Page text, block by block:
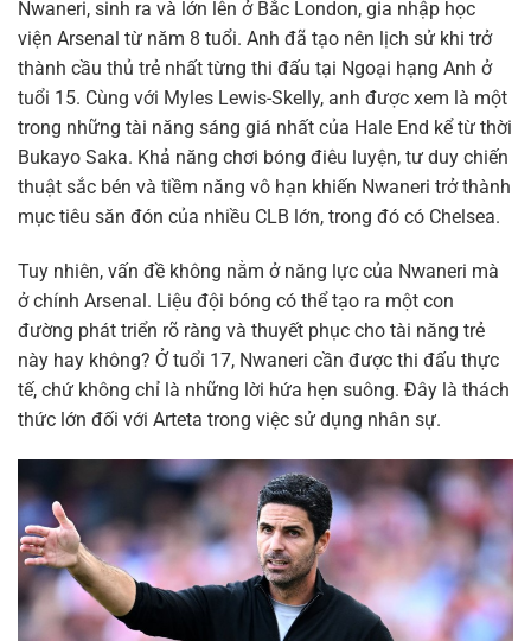
Nwaneri, sinh ra và lớn lên ở Bắc London, gia nhập học
viện Arsenal từ năm 8 tuổi. Anh đã tạo nên lịch sử khi trở
thành cầu thủ trẻ nhất từng thi đấu tại Ngoại hạng Anh ở
tuổi 15. Cùng với Myles Lewis-Skelly, anh được xem là một
trong những tài năng sáng giá nhất của Hale End kể từ thời
Bukayo Saka. Khả năng chơi bóng điêu luyện, tư duy chiến
thuật sắc bén và tiềm năng vô hạn khiến Nwaneri trở thành
mục tiêu săn đón của nhiều CLB lớn, trong đó có Chelsea.
Tuy nhiên, vấn đề không nằm ở năng lực của Nwaneri mà
ở chính Arsenal. Liệu đội bóng có thể tạo ra một con
đường phát triển rõ ràng và thuyết phục cho tài năng trẻ
này hay không? Ở tuổi 17, Nwaneri cần được thi đấu thực
tế, chứ không chỉ là những lời hứa hẹn suông. Đây là thách
thức lớn đối với Arteta trong việc sử dụng nhân sự.